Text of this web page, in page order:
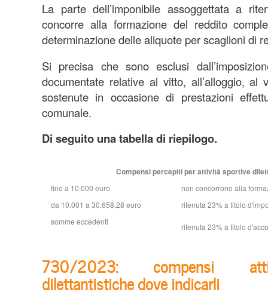
La parte dell’imponibile assoggettata a
concorre alla formazione del reddito
determinazione delle aliquote per scaglioni di
Si precisa che sono esclusi
documentate relative al vitto, all’alloggio, al
sostenute in occasione di prestazioni
comunale.
Di seguito una tabella di riepilogo.
Compensi percepiti per attività sportive
fino a 10.000 euro
non concorrono alla
da 10.001 a 30.658,28 euro
ritenuta 23% a titolo
somme eccedenti
ritenuta 23% a titolo
730/2023: compensi
dilettantistiche dove indicarli